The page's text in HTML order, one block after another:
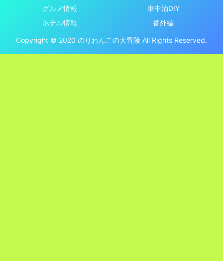
グルメ情報
車中泊DIY
ホテル情報
番外編
Copyright © 2020 のりわんこの大冒険 All Rights Reserved.